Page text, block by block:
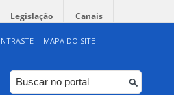
Legislação Canais
MAPA DO SITE